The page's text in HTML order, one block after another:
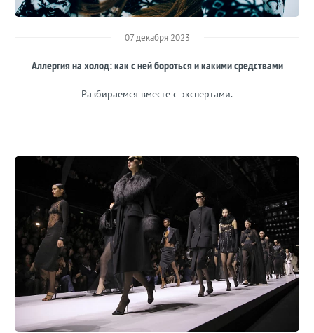
07 декабря 2023
Аллергия на холод: как с ней бороться и какими средствами
Разбираемся вместе с экспертами.